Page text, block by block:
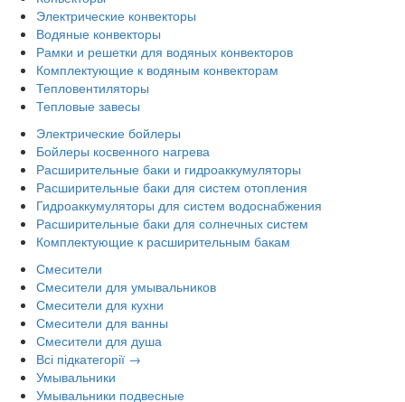
Электрические конвекторы
Водяные конвекторы
Рамки и решетки для водяных конвекторов
Комплектующие к водяным конвекторам
Тепловентиляторы
Тепловые завесы
Электрические бойлеры
Бойлеры косвенного нагрева
Расширительные баки и гидроаккумуляторы
Расширительные баки для систем отопления
Гидроаккумуляторы для систем водоснабжения
Расширительные баки для солнечных систем
Комплектующие к расширительным бакам
Смесители
Смесители для умывальников
Смесители для кухни
Смесители для ванны
Смесители для душа
Всі підкатегорії →
Умывальники
Умывальники подвесные